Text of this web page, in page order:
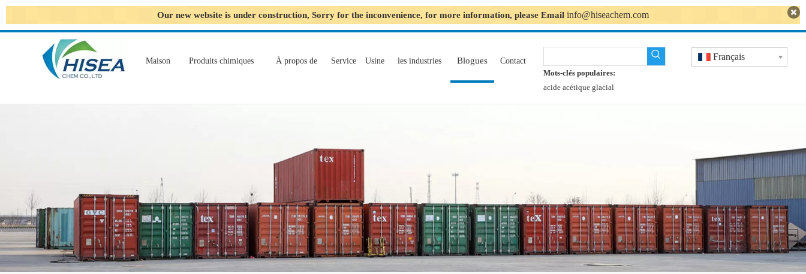
Our new website is under construction, Sorry for the inconvenience, for more information, please Email info@hiseachem.com
Maison Produits chimiques À propos de Service Usine les industries Blogues
Contact
Mots-clés populaires:
acide acétique glacial
Français